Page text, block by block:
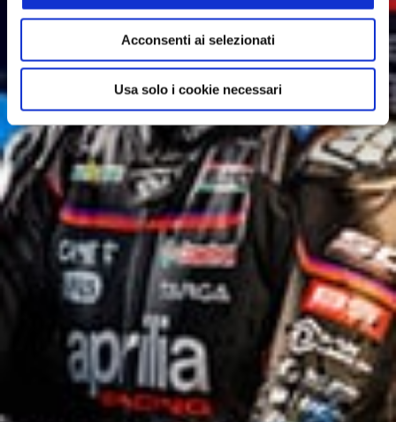
Acconsenti ai selezionati
Usa solo i cookie necessari